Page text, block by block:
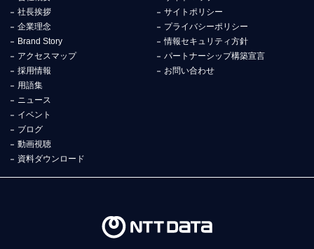
社長挨拶
企業理念
Brand Story
アクセスマップ
採用情報
サイトポリシー
プライバシーポリシー
情報セキュリティ方針
パートナーシップ構築宣言
お問い合わせ
用語集
ニュース
イベント
ブログ
動画視聴
資料ダウンロード